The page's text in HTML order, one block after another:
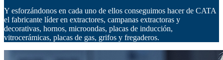
Y esforzándonos en cada uno de ellos conseguimos hacer de CATA
el fabricante líder en extractores, campanas extractoras y
decorativas, hornos, microondas, placas de inducción,
vitrocerámicas, placas de gas, grifos y fregaderos.